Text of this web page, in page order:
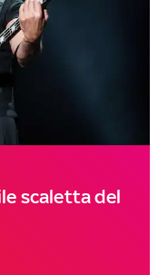
scaletta del